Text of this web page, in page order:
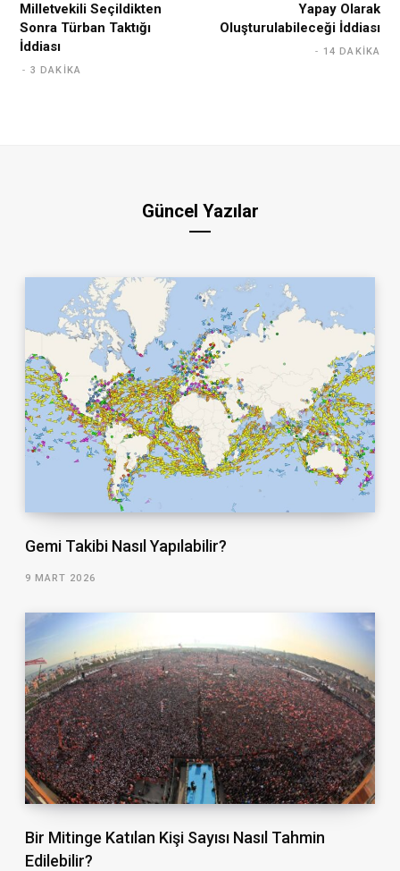
Milletvekili Seçildikten
Sonra Türban Taktığı
İddiası
3 DAKIKA
Yapay Olarak
Oluşturulabileceği İddiası
14 DAKIKA
Güncel Yazılar
Gemi Takibi Nasıl Yapılabilir?
9 MART 2026
Bir Mitinge Katılan Kişi Sayısı Nasıl Tahmin
Edilebilir?